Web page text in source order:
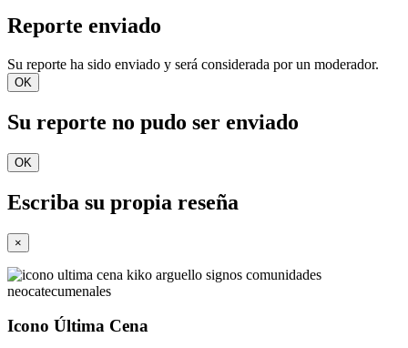
Reporte enviado
Su reporte ha sido enviado y será considerada por un moderador.
OK
Su reporte no pudo ser enviado
OK
Escriba su propia reseña
×
Icono Última Cena